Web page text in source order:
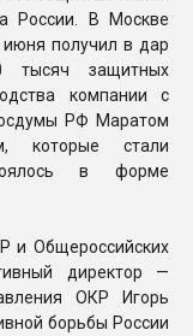
России. В Москве
получил в дар
тысяч защитных
компании с
РФ Маратом
которые стали
в форме
и Общероссийских
директор —
ОКР Игорь
борьбы России